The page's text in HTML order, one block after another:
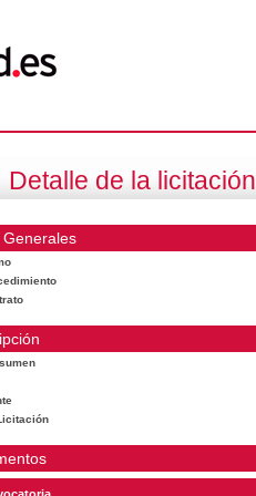
Detalle de la licitación